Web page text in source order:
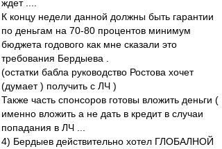
ждет ....
К концу недели данной должны быть гарантии
по деньгам на 70-80 процентов минимум
бюджета годового как мне сказали это
требования Бердыева .
(остатки бабла руководство Ростова хочет
(думает ) получить с ЛЧ )
Также часть спонсоров готовы вложить деньги (
именно вложить а не дать в кредит в случаи
попадания в ЛЧ ...
4) Бердыев действительно хотел ГЛОБАЛНОЙ